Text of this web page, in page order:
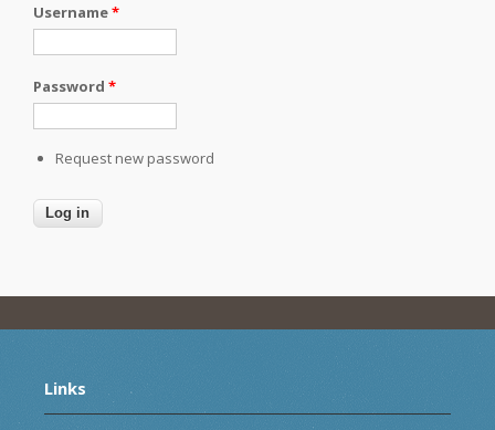
Username*
Password *
Request new password
Links